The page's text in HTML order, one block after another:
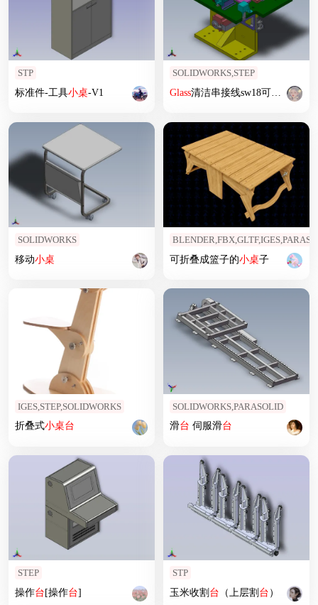
STP
标准件-工具小桌-V1
SOLIDWORKS,STEP
Glass清洁串接线sw18可编辑
SOLIDWORKS
移动小桌 可折叠成篮子的小桌子
IGES,STEP,SOLIDWORKS
折叠式小桌台
SOLIDWORKS,PARASOLID
滑台 伺服滑台
STEP
操作台[操作台]
STP
玉米收割 台 （上层割 台）